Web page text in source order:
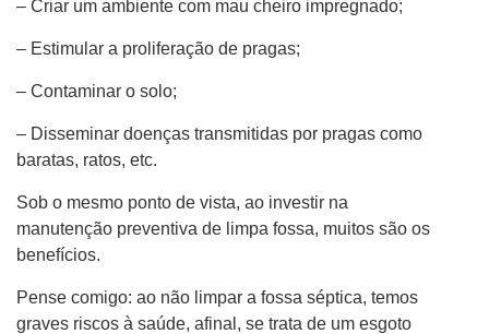
– Criar um ambiente com mau cheiro impregnado;
– Estimular a proliferação de pragas;
– Contaminar o solo;
– Disseminar doenças transmitidas por pragas como
baratas, ratos, etc.
Sob o mesmo ponto de vista, ao investir na
manutenção preventiva de limpa fossa, muitos são os
benefícios.
Pense comigo: ao não limpar a fossa séptica, temos
graves riscos à saúde, afinal, se trata de um esgoto